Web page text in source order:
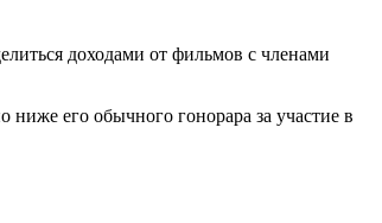
доходами от фильмов с членами
его обычного гонорара за участие в